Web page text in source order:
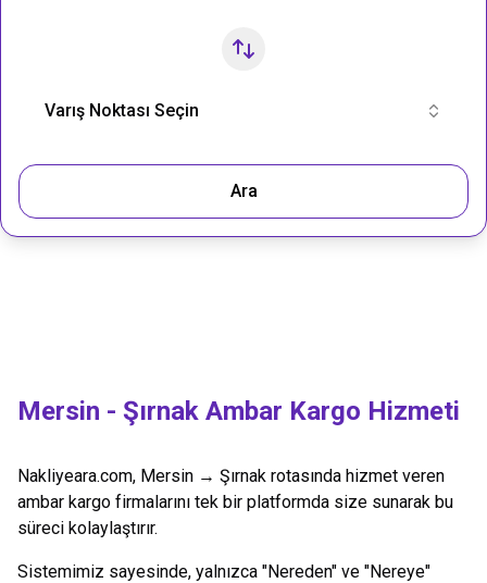
Varış Noktası Seçin
Ara
Mersin - Şırnak Ambar Kargo Hizmeti
Nakliyeara.com, Mersin → Şırnak rotasında hizmet veren
ambar kargo firmalarını tek bir platformda size sunarak bu
süreci kolaylaştırır.
Sistemimiz sayesinde, yalnızca "Nereden" ve "Nereye"